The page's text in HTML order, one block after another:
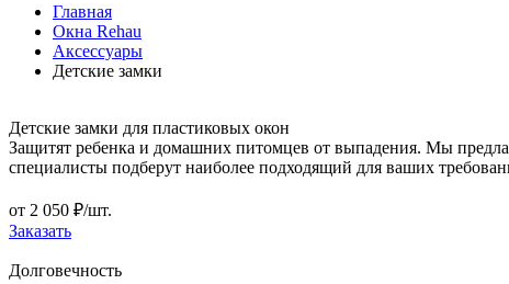
Главная
Окна Rehau
Аксессуары
Детские замки
Детские замки для пластиковых окон
Защитят ребенка и домашних питомцев от выпадения. Мы
специалисты подберут наиболее подходящий для ваших
от 2 050 ₽/шт.
Заказать
Долговечность